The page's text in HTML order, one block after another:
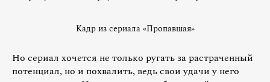
Кадр из сериала «Пропавшая»
Но сериал хочется не только ругать за растраченный
потенциал, но и похвалить, ведь свои удачи у него